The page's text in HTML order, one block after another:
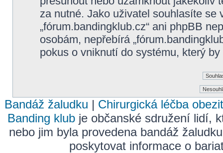
za nutné. Jako uživatel souhlasíte
„fórum.bandingklub.cz“ ani phpBB
osobám, nepřebírá
pokus o vniknutí do systému, který
Bandáž žaludku | Chirurgická léčba
Banding klub je občanské sdružení lidí,
nebo jim byla provedena bandáž
poskytovat informace o